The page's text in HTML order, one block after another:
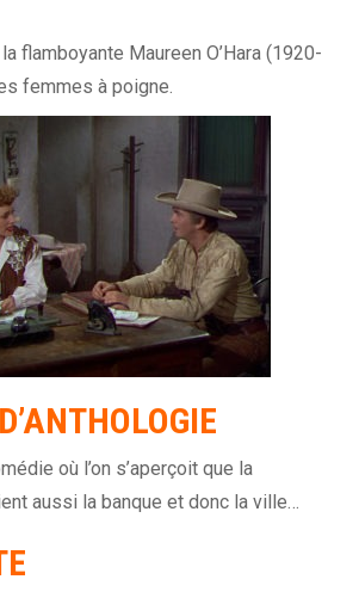
la flamboyante Maureen O’Hara (1920-
femmes à poigne.
D’ANTHOLOGIE
où l’on s’aperçoit que la
aussi la banque et donc la ville…